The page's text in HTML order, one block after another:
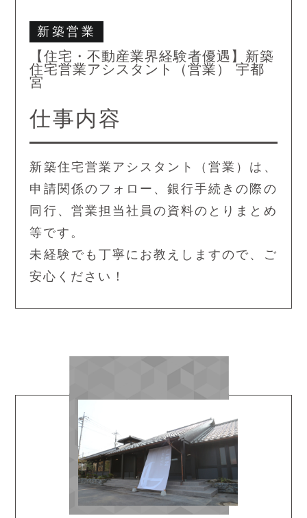
新築営業
【住宅・不動産業界経験者優遇】新築
住宅営業アシスタント（営業） 宇都
宮
仕事内容
新築住宅営業アシスタント（営業）は、
申請関係のフォロー、銀行手続きの際の
同行、営業担当社員の資料のとりまとめ
等です。
未経験でも丁寧にお教えしますので、ご
安心ください！